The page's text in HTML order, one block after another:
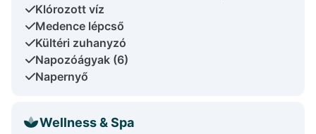
Klórozott víz
Medence lépcső
Kültéri zuhanyzó
Napozóágyak (6)
Napernyő
Wellness & Spa